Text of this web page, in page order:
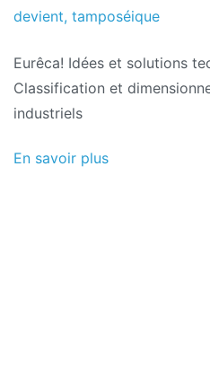
de
de
de
2021
devient, tamposéique
Eurêca! Idées et solutions
Classification et
industriels
En savoir plus